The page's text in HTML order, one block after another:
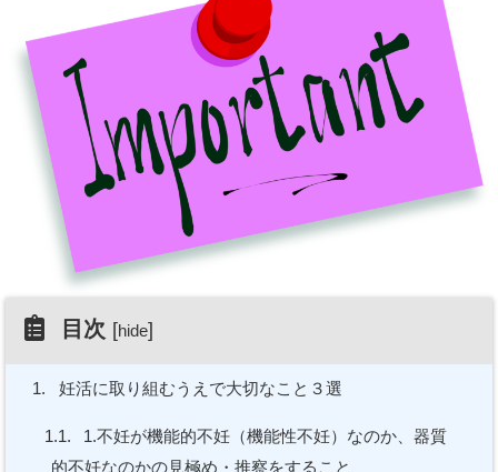
目次 [hide]
1. 妊活に取り組むうえで大切なこと３選
1.1.
1.不妊が機能的不妊（機能性不妊）なのか、器質
的不妊なのかの見極め・推察をすること